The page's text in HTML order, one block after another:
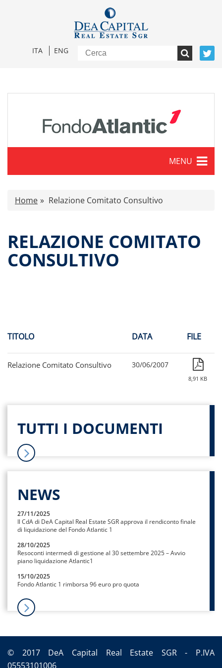
ITA ENG
MENU
Caratteristiche
Proventi distribuiti
Documenti di offerta
Contatti
Home Relazione Comitato Consultivo
RELAZIONE COMITATO
CONSULTIVO
TITOLO DATA FILE
Relazione Comitato Consultivo 30/06/2007
8,91 KB
TUTTI I DOCUMENTI
NEWS
27/11/2025
Il CdA di DeA Capital Real Estate SGR approva il rendiconto finale
di liquidazione del Fondo Atlantic 1
28/10/2025
Resoconti intermedi di gestione al 30 settembre 2025 – Avvio
piano liquidazione Atlantic1
15/10/2025
Fondo Atlantic 1 rimborsa 96 euro pro quota
© 2017 DeA Capital Real Estate SGR - P.IVA
05553101006